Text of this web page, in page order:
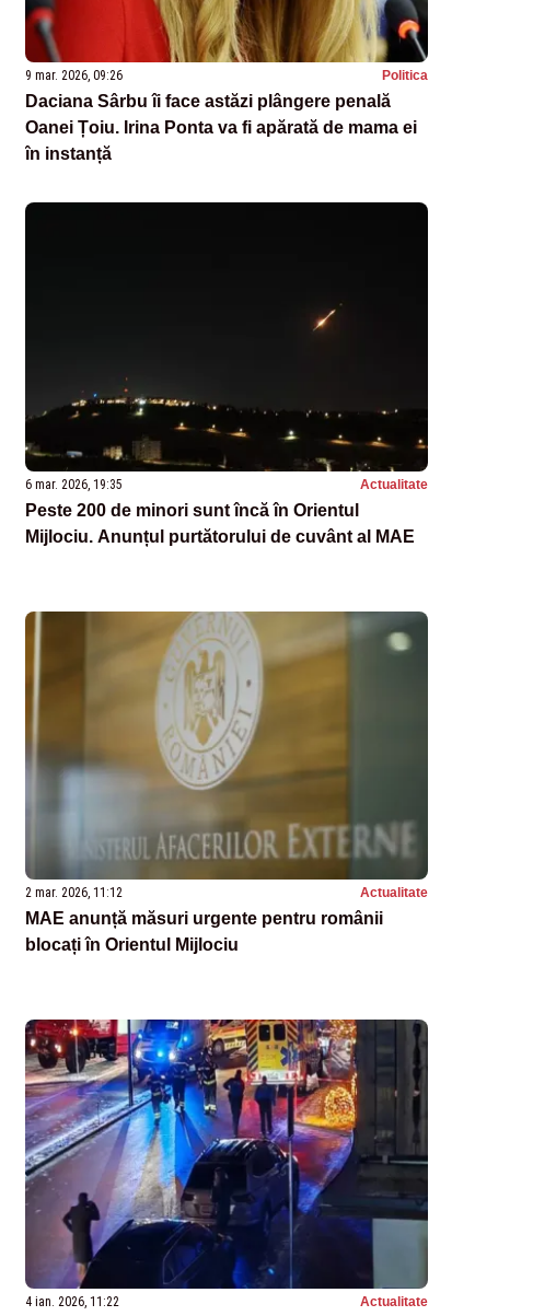
9 mar. 2026, 09:26 Politica
Daciana Sârbu îi face astăzi plângere penală
Oanei Țoiu. Irina Ponta va fi apărată de mama ei
în instanță
6 mar. 2026, 19:35 Actualitate
Peste 200 de minori sunt încă în Orientul
Mijlociu. Anunțul purtătorului de cuvânt al MAE
2 mar. 2026, 11:12 Actualitate
MAE anunță măsuri urgente pentru românii
blocați în Orientul Mijlociu
4 ian. 2026, 11:22 Actualitate